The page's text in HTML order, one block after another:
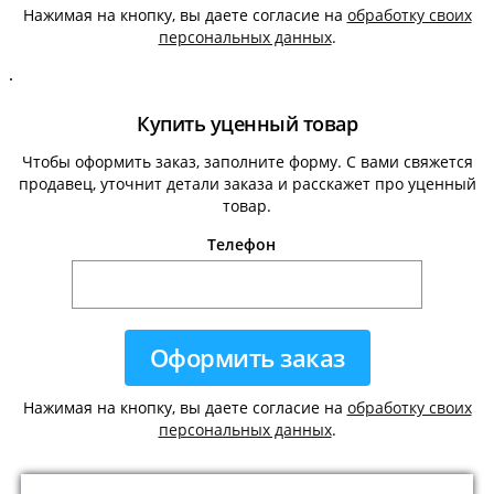
Нажимая на кнопку, вы даете согласие на обработку своих
персональных данных.
.
Купить уценный товар
Чтобы оформить заказ, заполните форму. С вами свяжется
продавец, уточнит детали заказа и расскажет про уценный
товар.
Телефон
Нажимая на кнопку, вы даете согласие на обработку своих
персональных данных.